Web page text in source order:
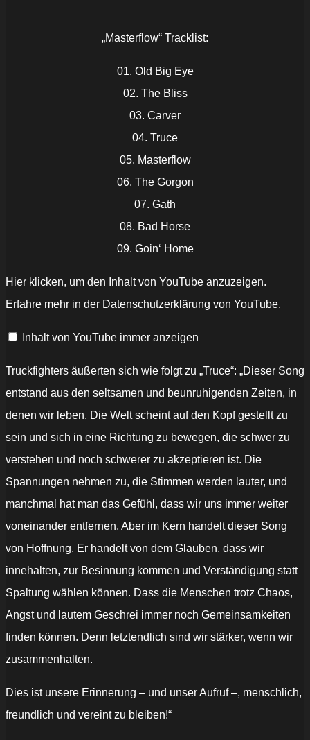
„Masterflow“ Tracklist:
01. Old Big Eye
02. The Bliss
03. Carver
04. Truce
05. Masterflow
06. The Gorgon
07. Gath
08. Bad Horse
09. Goin‘ Home
„Truckfighters
–
von
Hier klicken, um den Inhalt von YouTube anzuzeigen.
Erfahre mehr in der Datenschutzerklärung von YouTube.
Inhalt von YouTube immer anzeigen
Truckfighters äußerten sich wie folgt zu „Truce“: „Dieser Song
entstand aus den seltsamen und beunruhigenden Zeiten, in
denen wir leben. Die Welt scheint auf den Kopf gestellt zu
sein und sich in eine Richtung zu bewegen, die schwer zu
verstehen und noch schwerer zu akzeptieren ist. Die
Spannungen nehmen zu, die Stimmen werden lauter, und
manchmal hat man das Gefühl, dass wir uns immer weiter
voneinander entfernen. Aber im Kern handelt dieser Song
von Hoffnung. Er handelt von dem Glauben, dass wir
innehalten, zur Besinnung kommen und Verständigung statt
Spaltung wählen können. Dass die Menschen trotz Chaos,
Angst und lautem Geschrei immer noch Gemeinsamkeiten
finden können. Denn letztendlich sind wir stärker, wenn wir
zusammenhalten.
Dies ist unsere Erinnerung – und unser Aufruf –, menschlich,
freundlich und vereint zu bleiben!“